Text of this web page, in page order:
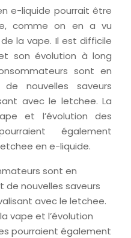
e-liquide pourrait être
comme on en a vu
la vape. Il est difficile
son évolution à long
sont en
nouvelles saveurs
avec le letchee. La
et l’évolution des
également
en e-liquide.
sont en
nouvelles saveurs
avec le letchee.
vape et l’évolution
pourraient également